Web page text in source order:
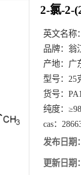
2-氯-2-
英文名称
品牌： 翁
产地： 广
型号： 25
货号：
纯度：
cas：
发布日期
更新日期